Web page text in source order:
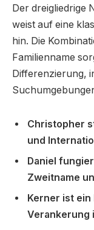
Der dreigliedrige
weist auf eine
hin. Die
Familienname
Differenzierung,
Christopher
und
Daniel
Zweitname
Kerner ist ein
Verankerung